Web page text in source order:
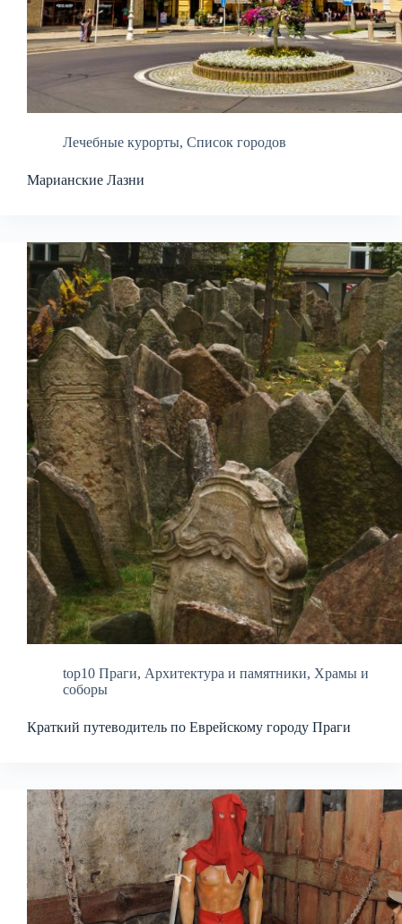
Лечебные курорты, Список городов
Марианские Лазни
top10 Праги, Архитектура и памятники, Храмы и
соборы
Краткий путеводитель по Еврейскому городу Праги